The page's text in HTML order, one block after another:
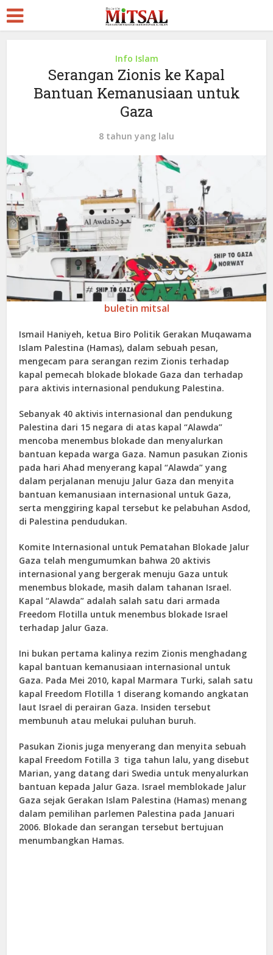
Info Islam
Serangan Zionis ke Kapal
Bantuan Kemanusiaan untuk
Gaza
8 tahun yang lalu
buletin mitsal
Ismail Haniyeh, ketua Biro Politik Gerakan Muqawama
Islam Palestina (Hamas), dalam sebuah pesan,
mengecam para serangan rezim Zionis terhadap
kapal pemecah blokade blokade Gaza dan terhadap
para aktivis internasional pendukung Palestina.
Sebanyak 40 aktivis internasional dan pendukung
Palestina dari 15 negara di atas kapal “Alawda”
mencoba menembus blokade dan menyalurkan
bantuan kepada warga Gaza. Namun pasukan Zionis
pada hari Ahad menyerang kapal “Alawda” yang
dalam perjalanan menuju Jalur Gaza dan menyita
bantuan kemanusiaan internasional untuk Gaza,
serta menggiring kapal tersebut ke pelabuhan Asdod,
di Palestina pendudukan.
Komite Internasional untuk Pematahan Blokade Jalur
Gaza telah mengumumkan bahwa 20 aktivis
internasional yang bergerak menuju Gaza untuk
menembus blokade, masih dalam tahanan Israel.
Kapal “Alawda” adalah salah satu dari armada
Freedom Flotilla untuk menembus blokade Israel
terhadap Jalur Gaza.
Ini bukan pertama kalinya rezim Zionis menghadang
kapal bantuan kemanusiaan internasional untuk
Gaza. Pada Mei 2010, kapal Marmara Turki, salah satu
kapal Freedom Flotilla 1 diserang komando angkatan
laut Israel di perairan Gaza. Insiden tersebut
membunuh atau melukai puluhan buruh.
Pasukan Zionis juga menyerang dan menyita sebuah
kapal Freedom Fotilla 3 tiga tahun lalu, yang disebut
Marian, yang datang dari Swedia untuk menyalurkan
bantuan kepada Jalur Gaza. Israel memblokade Jalur
Gaza sejak Gerakan Islam Palestina (Hamas) menang
dalam pemilihan parlemen Palestina pada Januari
2006. Blokade dan serangan tersebut bertujuan
menumbangkan Hamas.